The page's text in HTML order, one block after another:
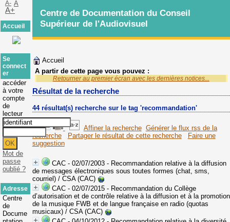
Accueil
A partir de cette page vous pouvez :
Retourner au premier écran avec les dernières notices...
Résultat de la recherche
44 résultat(s) recherche sur le tag 'recommandation'
Affiner la recherche Générer le flux rss de la
recherche
Partager le résultat de cette recherche
Faire une
suggestion
CAC - 02/07/2003 - Recommandation relative à la diffusion
de messages électroniques sous toutes formes (chat, sms,
courriel)/ CSA (CAC)
CAC - 02/07/2015 - Recommandation du Collège
d’autorisation et de contrôle relative à la diffusion et à la promotion
de la musique FWB et de langue française en radio (quotas
musicaux)/ CSA (CAC)
Centre de Documentation du Conseil
Supérieur de l'Audiovisuel
A- A
A+
Accueil
Se
connect
er
accéder
à votre
compte
de
lecteur
Mot de
passe
oublié ?
Adresse
Centre
de
Docume